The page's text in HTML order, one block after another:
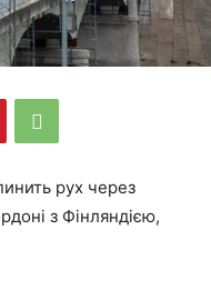
рух через
з Фінляндією,